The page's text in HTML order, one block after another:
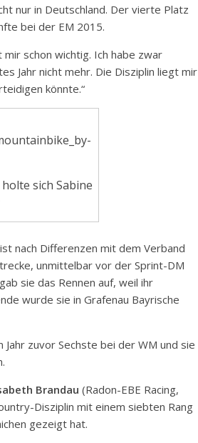
nur in Deutschland. Der vierte Platz
bei der EM 2015.
schon wichtig. Ich habe zwar
Jahr nicht mehr. Die Disziplin liegt mir
könnte.“
sich Sabine
nach Differenzen mit dem Verband
unmittelbar vor der Sprint-DM
sie das Rennen auf, weil ihr
wurde sie in Grafenau Bayrische
zuvor Sechste bei der WM und sie
Brandau (Radon-EBE Racing,
Disziplin mit einem siebten Rang
gezeigt hat.